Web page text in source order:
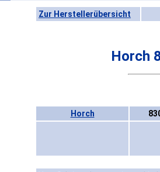
Zur Herstellerübersicht
Horch
Horch